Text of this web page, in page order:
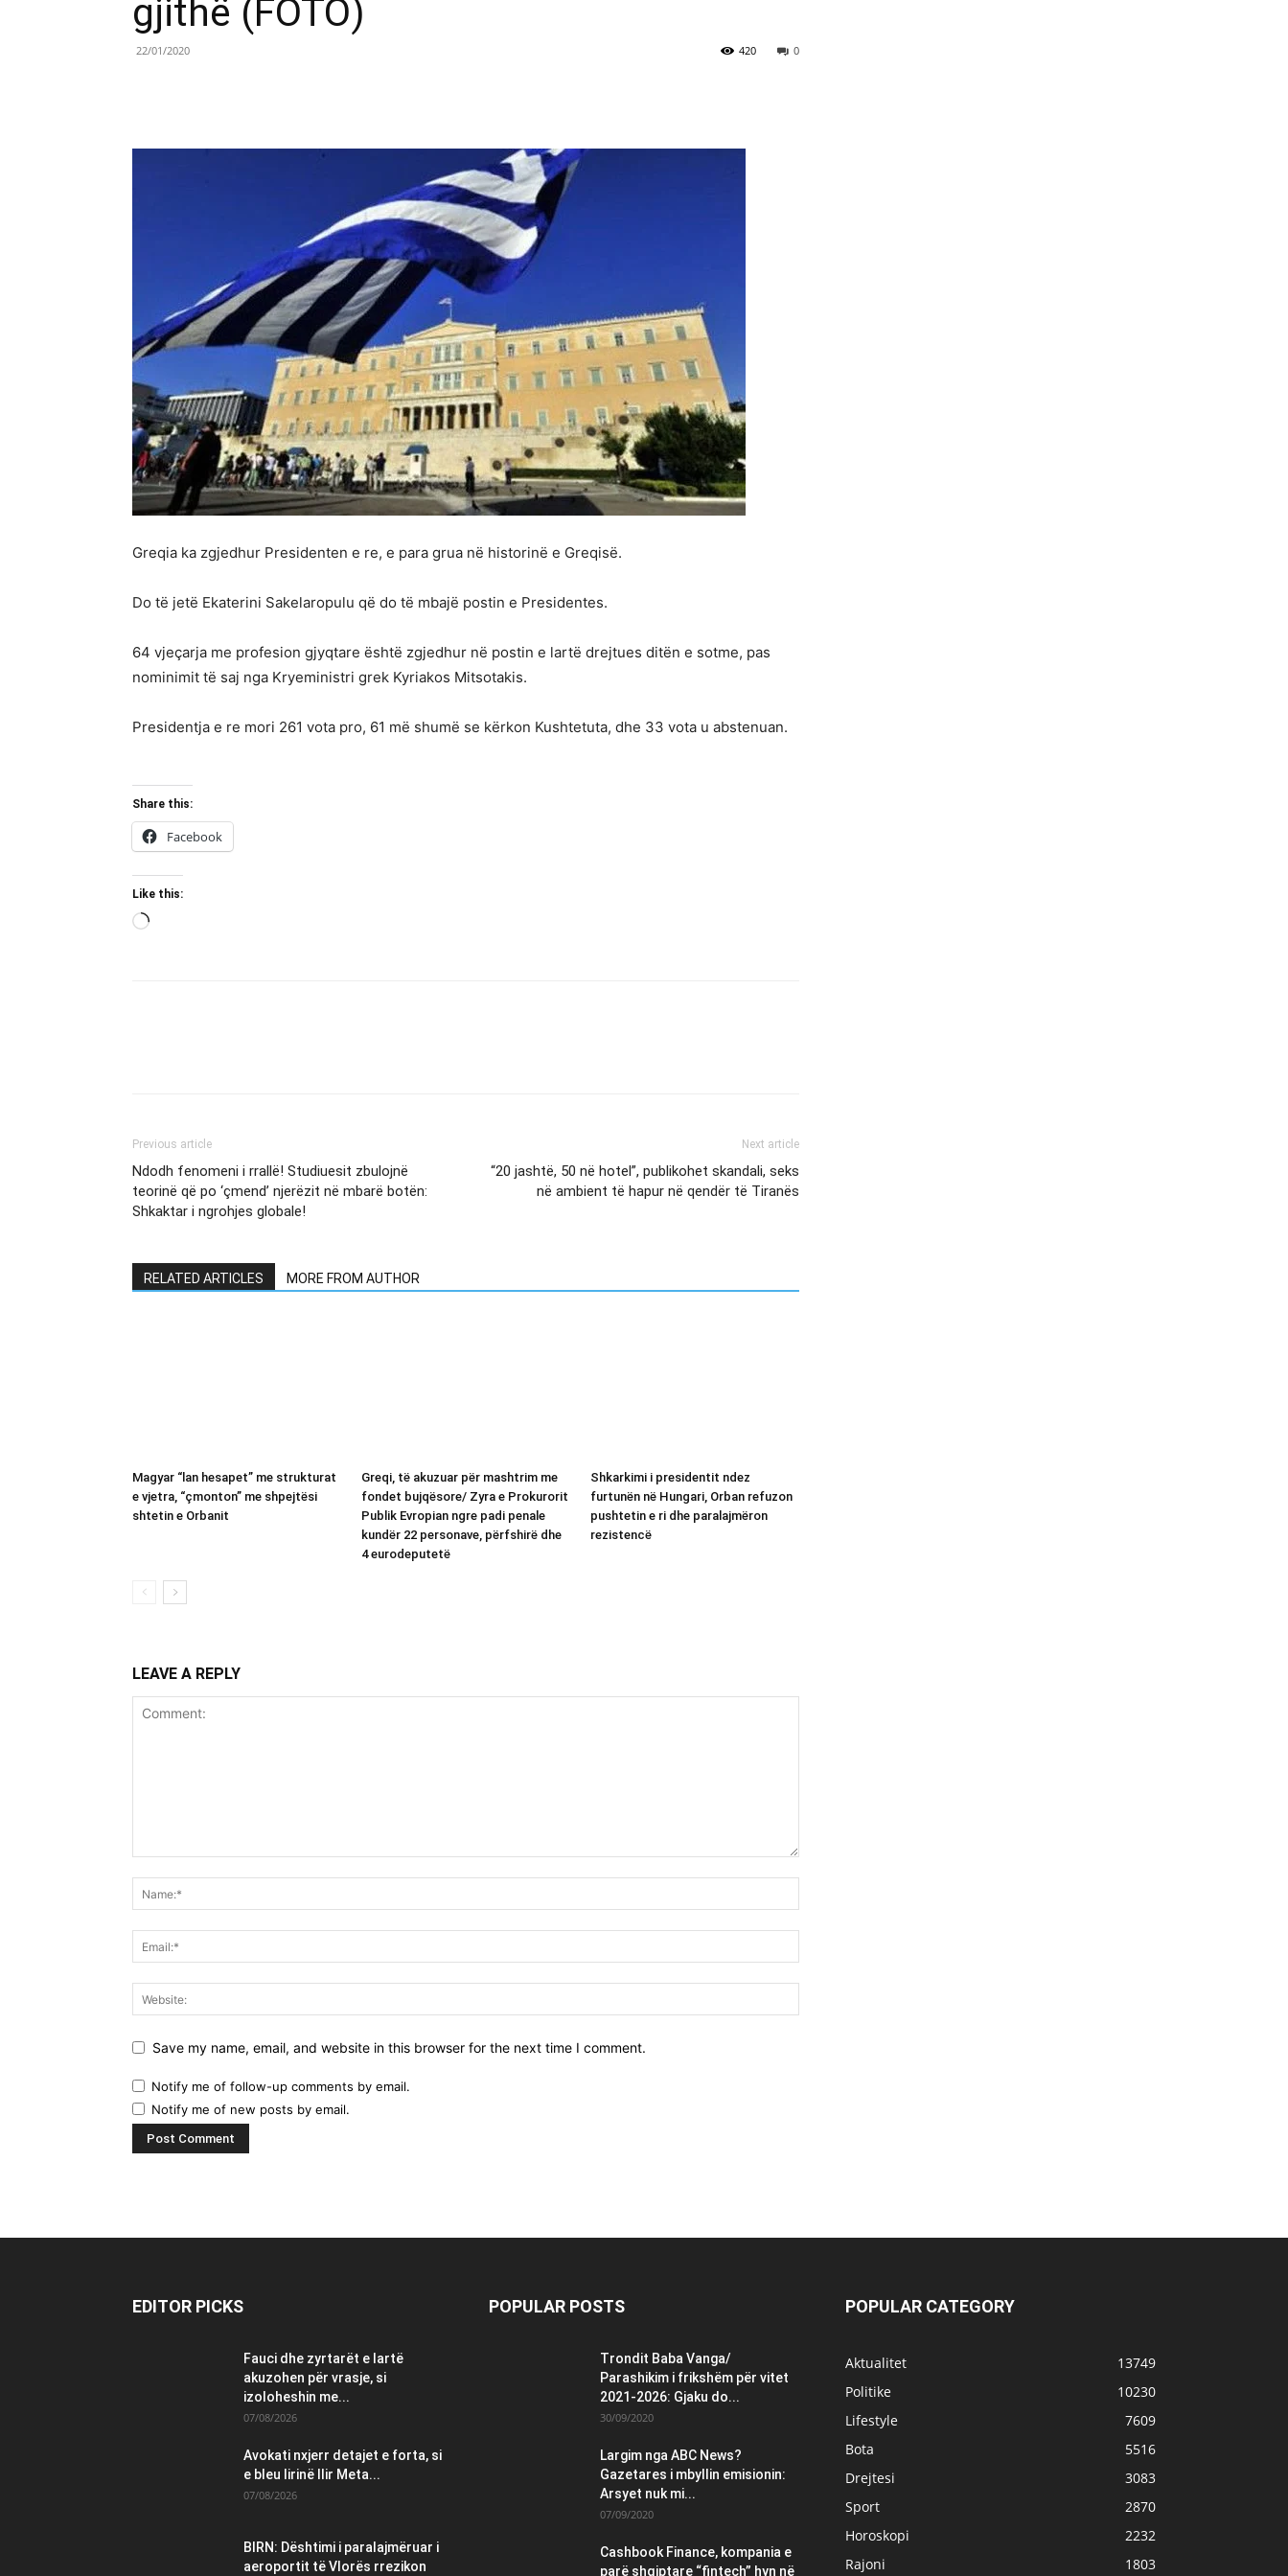
gjithë (FOTO)
22/01/2020 0
420
Greqia ka zgjedhur Presidenten e re, e para grua në historinë e Greqisë.
Do të jetë Ekaterini Sakelaropulu që do të mbajë postin e Presidentes.
64 vjeçarja me profesion gjyqtare është zgjedhur në postin e lartë drejtues ditën e sotme, pas
nominimit të saj nga Kryeministri grek Kyriakos Mitsotakis.
Presidentja e re mori 261 vota pro, 61 më shumë se kërkon Kushtetuta, dhe 33 vota u abstenuan.
Share this:
Facebook
Like this:
Previous article
Ndodh fenomeni i rrallë! Studiuesit zbulojnë
teorinë që po ‘çmend’ njerëzit në mbarë botën:
Shkaktar i ngrohjes globale!
Next article
“20 jashtë, 50 në hotel”, publikohet skandali, seks
në ambient të hapur në qendër të Tiranës
RELATED ARTICLES MORE FROM AUTHOR
Magyar “lan hesapet” me strukturat
e vjetra, “çmonton” me shpejtësi
shtetin e Orbanit
Greqi, të akuzuar për mashtrim me
fondet bujqësore/ Zyra e Prokurorit
Publik Evropian ngre padi penale
kundër 22 personave, përfshirë dhe
4 eurodeputetë
Shkarkimi i presidentit ndez
furtunën në Hungari, Orban refuzon
pushtetin e ri dhe paralajmëron
rezistencë
LEAVE A REPLY
Save my name, email, and website in this browser for the next time I comment.
Notify me of follow-up comments by email.
Notify me of new posts by email.
EDITOR PICKS
Fauci dhe zyrtarët e lartë
akuzohen për vrasje, si
izoloheshin me...
07/08/2026
Avokati nxjerr detajet e forta, si
e bleu lirinë Ilir Meta...
07/08/2026
BIRN: Dështimi i paralajmëruar i
aeroportit të Vlorës rrezikon
POPULAR POSTS
Trondit Baba Vanga/
Parashikim i frikshëm për vitet
2021-2026: Gjaku do...
30/09/2020
Largim nga ABC News?
Gazetares i mbyllin emisionin:
Arsyet nuk mi...
07/09/2020
Cashbook Finance, kompania e
parë shqiptare “fintech” hyn në
POPULAR CATEGORY
Aktualitet
13749
Politike
10230
Lifestyle
7609
Bota
5516
Drejtesi
3083
Sport
2870
Horoskopi
2232
Rajoni
1803